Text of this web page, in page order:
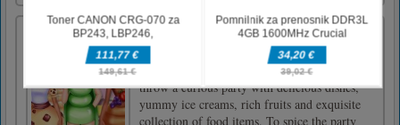
BFF Foodie Cosplay
BFF come together after a short break and
that calls for a celebration. They decide to
throw a curious party with delicious dishes,
yummy ice creams, rich fruits and exquisite
collection of food items. To spice the party